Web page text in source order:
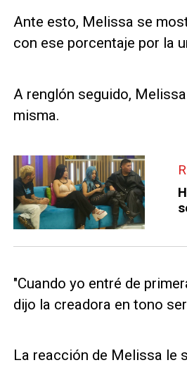
Ante esto, Melissa se
con ese porcentaje por la
A renglón seguido,
misma.
"Cuando yo entré de
dijo la creadora en tono
La reacción de Melissa le